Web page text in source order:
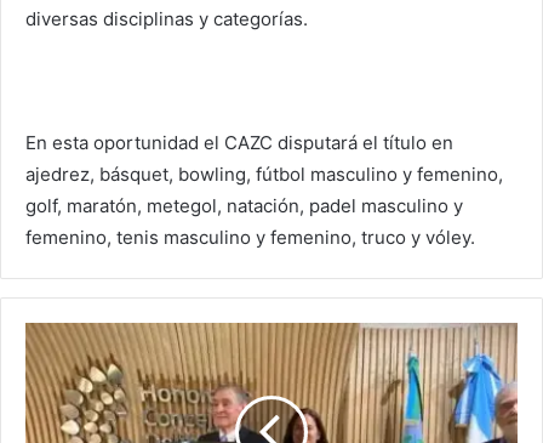
diversas disciplinas y categorías.
En esta oportunidad el CAZC disputará el título en
ajedrez, básquet, bowling, fútbol masculino y femenino,
golf, maratón, metegol, natación, padel masculino y
femenino, tenis masculino y femenino, truco y vóley.